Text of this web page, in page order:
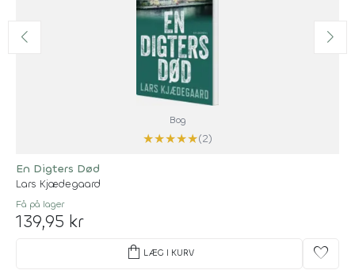
Bog
★★★★★(2)
En Digters Død
Lars Kjædegaard
Få på lager
139,95 kr
shopping_bag LÆG I KURV favorite